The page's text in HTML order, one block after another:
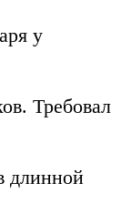
у
Требовал
длинной